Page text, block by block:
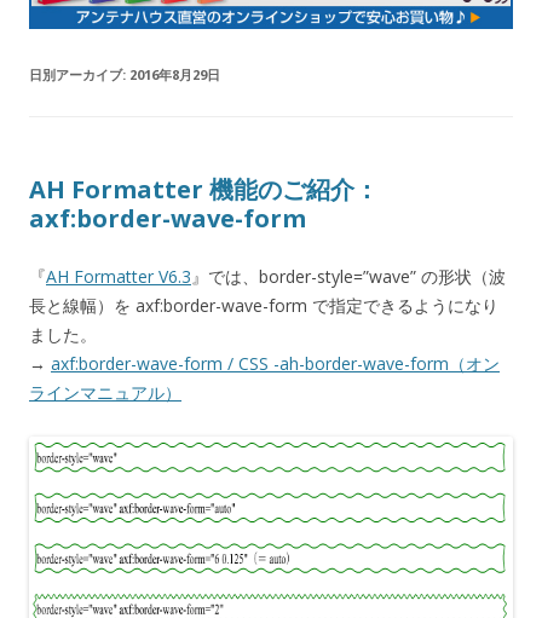
日別アーカイブ: 2016年8月29日
AH Formatter 機能のご紹介：
axf:border-wave-form
『AH Formatter V6.3 』では、border-style=”wave” の形状（波
長と線幅）を axf:border-wave-form で指定できるようになり
ました。
→ axf:border-wave-form / CSS -ah-border-wave-form（オン
ラインマニュアル）